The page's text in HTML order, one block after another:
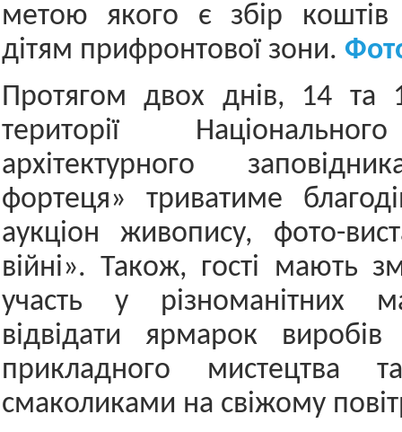
метою якого є збір
дітям прифронтової зони.
Протягом двох днів, 14 та
території
архітектурного
фортеця» триватиме
аукціон живопису, фото-
війні». Також, гості мають
участь у різноманітних
відвідати ярмарок виробів
прикладного мистецтва
смаколиками на свіжому